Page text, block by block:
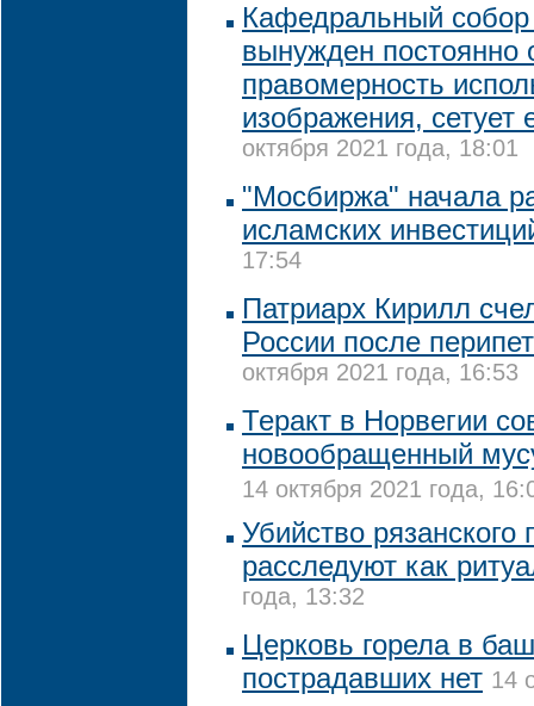
Кафедральный собор
вынужден постоянно
правомерность
изображения, сетует
октября 2021 года, 18:01
"Мосбиржа" начала
исламских
17:54
Патриарх Кирилл
России после
октября 2021 года, 16:53
Теракт в Норвегии
новообращенный
14 октября 2021 года,
Убийство рязанского
расследуют как
года, 13:32
Церковь горела в
пострадавших нет 14